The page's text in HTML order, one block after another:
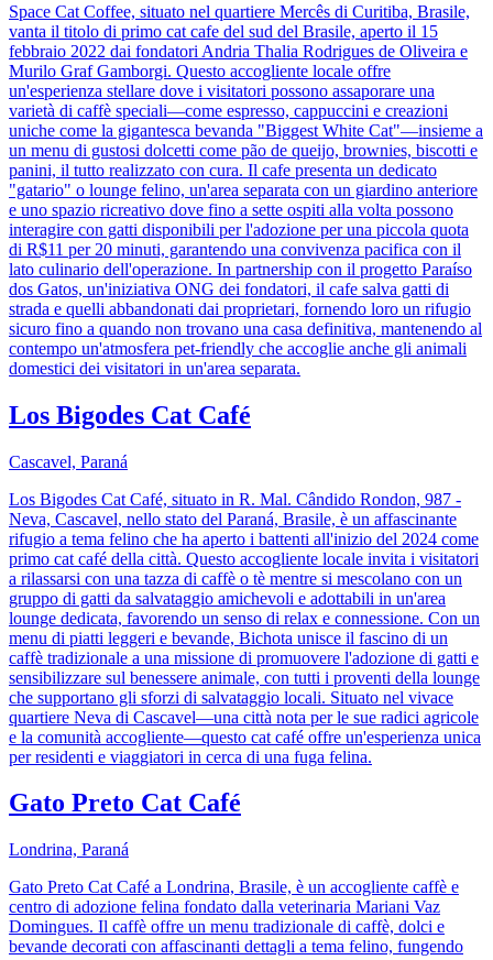
Space Cat Coffee, situato nel quartiere Mercês di Curitiba, Brasile,
vanta il titolo di primo cat cafe del sud del Brasile, aperto il 15
febbraio 2022 dai fondatori Andria Thalia Rodrigues de Oliveira e
Murilo Graf Gamborgi. Questo accogliente locale offre
un'esperienza stellare dove i visitatori possono assaporare una
varietà di caffè speciali—come espresso, cappuccini e creazioni
uniche come la gigantesca bevanda "Biggest White Cat"—insieme a
un menu di gustosi dolcetti come pão de queijo, brownies, biscotti e
panini, il tutto realizzato con cura. Il cafe presenta un dedicato
"gatario" o lounge felino, un'area separata con un giardino anteriore
e uno spazio ricreativo dove fino a sette ospiti alla volta possono
interagire con gatti disponibili per l'adozione per una piccola quota
di R$11 per 20 minuti, garantendo una convivenza pacifica con il
lato culinario dell'operazione. In partnership con il progetto Paraíso
dos Gatos, un'iniziativa ONG dei fondatori, il cafe salva gatti di
strada e quelli abbandonati dai proprietari, fornendo loro un rifugio
sicuro fino a quando non trovano una casa definitiva, mantenendo al
contempo un'atmosfera pet-friendly che accoglie anche gli animali
domestici dei visitatori in un'area separata.
Los Bigodes Cat Café
Cascavel, Paraná
Los Bigodes Cat Café, situato in R. Mal. Cândido Rondon, 987 -
Neva, Cascavel, nello stato del Paraná, Brasile, è un affascinante
rifugio a tema felino che ha aperto i battenti all'inizio del 2024 come
primo cat café della città. Questo accogliente locale invita i visitatori
a rilassarsi con una tazza di caffè o tè mentre si mescolano con un
gruppo di gatti da salvataggio amichevoli e adottabili in un'area
lounge dedicata, favorendo un senso di relax e connessione. Con un
menu di piatti leggeri e bevande, Bichota unisce il fascino di un
caffè tradizionale a una missione di promuovere l'adozione di gatti e
sensibilizzare sul benessere animale, con tutti i proventi della lounge
che supportano gli sforzi di salvataggio locali. Situato nel vivace
quartiere Neva di Cascavel—una città nota per le sue radici agricole
e la comunità accogliente—questo cat café offre un'esperienza unica
per residenti e viaggiatori in cerca di una fuga felina.
Gato Preto Cat Café
Londrina, Paraná
Gato Preto Cat Café a Londrina, Brasile, è un accogliente caffè e
centro di adozione felina fondato dalla veterinaria Mariani Vaz
Domingues. Il caffè offre un menu tradizionale di caffè, dolci e
bevande decorati con affascinanti dettagli a tema felino, fungendo